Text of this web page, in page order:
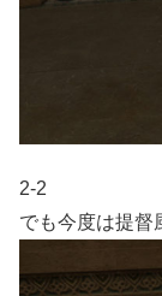
2-2
でも今度は提督